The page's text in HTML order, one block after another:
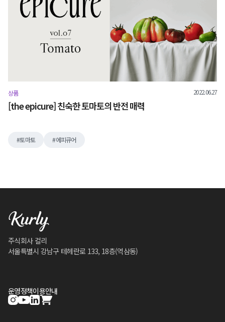
상품 2022.06.27
[the epicure] 친숙한 토마토의 반전 매력
토마토 에피큐어
주식회사 컬리
서울특별시 강남구 테헤란로 133, 18층(역삼동)
운영정책이용안내